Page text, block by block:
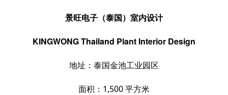
景旺电子（泰国）室内设计
KINGWONG Thailand Plant Interior Design
地址：泰国金池工业园区
面积： 1,500 平方米